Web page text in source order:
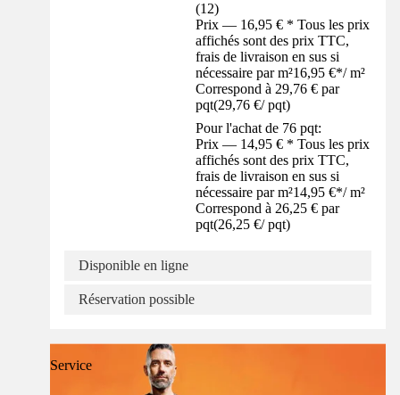
(12)
Prix — 16,95 € * Tous les prix
affichés sont des prix TTC,
frais de livraison en sus si
nécessaire par m²16,95 €*/ m²
Correspond à 29,76 € par
pqt(29,76 €/ pqt)
Pour l'achat de 76 pqt:
Prix — 14,95 € * Tous les prix
affichés sont des prix TTC,
frais de livraison en sus si
nécessaire par m²14,95 €*/ m²
Correspond à 26,25 € par
pqt(26,25 €/ pqt)
Disponible en ligne
Réservation possible
Service